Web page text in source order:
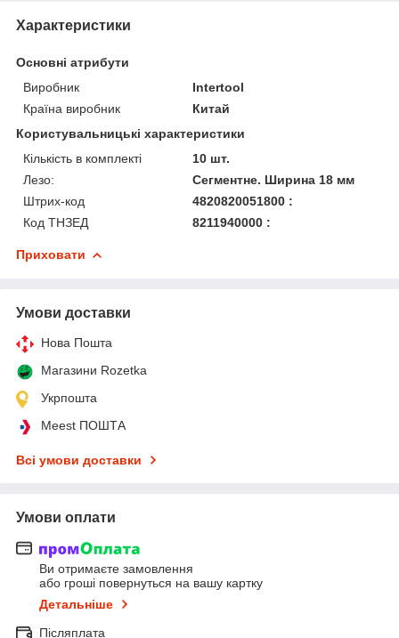
Характеристики
Основні атрибути
Виробник
Intertool
Країна виробник
Китай
Користувальницькі характеристики
Кількість в комплекті
10 шт.
Лезо:
Сегментне. Ширина 18 мм
Штрих-код
4820820051800 :
Код ТНЗЕД
8211940000 :
Приховати
Умови доставки
Нова Пошта
Магазини Rozetka
Укрпошта
Meest ПОШТА
Всі умови доставки
Умови оплати
Ви отримаєте замовлення
або гроші повернуться на вашу картку
Детальніше
Післяплата